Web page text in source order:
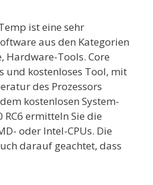
ist eine sehr
aus den Kategorien
Hardware-Tools. Core
und kostenloses Tool, mit
des Prozessors
kostenlosen System-
RC6 ermitteln Sie die
oder Intel-CPUs. Die
darauf geachtet, dass